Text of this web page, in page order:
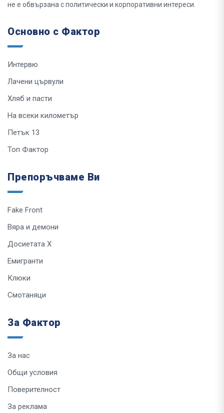
не е обвързана с политически и корпоративни интереси.
Основно с Фактор
Интервю
Лачени цървули
Хляб и пасти
На всеки километър
Петък 13
Топ Фактор
Препоръчваме Ви
Fake Front
Вяра и демони
Досиетата Х
Емигранти
Клюки
Смотаняци
За Фактор
За нас
Общи условия
Поверителност
За реклама